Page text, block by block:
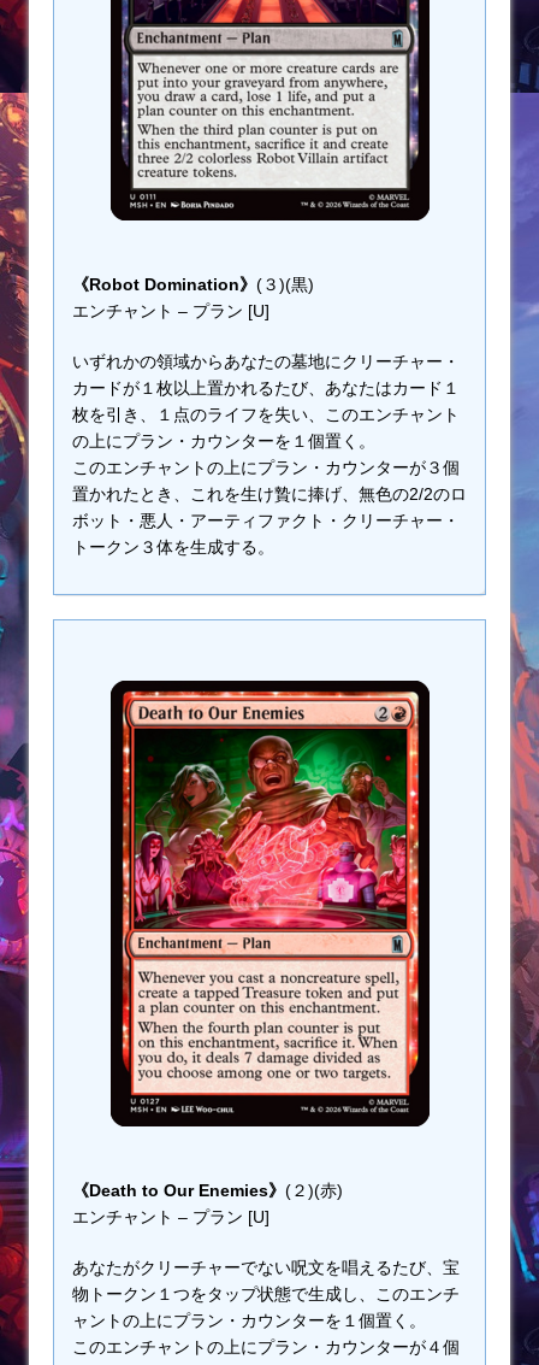
《Robot Domination》 (３)(黒)
エンチャント – プラン [U]
いずれかの領域からあなたの墓地にクリーチャー・
カードが１枚以上置かれるたび、あなたはカード１
枚を引き、１点のライフを失い、このエンチャント
の上にプラン・カウンターを１個置く。
このエンチャントの上にプラン・カウンターが３個
置かれたとき、これを生け贄に捧げ、無色の2/2のロ
ボット・悪人・アーティファクト・クリーチャー・
トークン３体を生成する。
《Death to Our Enemies》 (２)(赤)
エンチャント – プラン [U]
あなたがクリーチャーでない呪文を唱えるたび、宝
物トークン１つをタップ状態で生成し、このエンチ
ャントの上にプラン・カウンターを１個置く。
このエンチャントの上にプラン・カウンターが４個